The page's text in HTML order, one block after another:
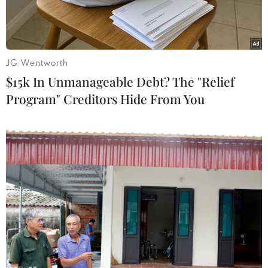
cộng đồng kiều bào.
Chủ nhiệm Ủy ban Nhà nước về người Việt Nam ở nước ngoài
phát biểu tại lớp tập huấn. (Ảnh: TTXVN phát)
JG Wentworth
$15k In Unmanageable Debt? The "Relief
Program" Creditors Hide From You